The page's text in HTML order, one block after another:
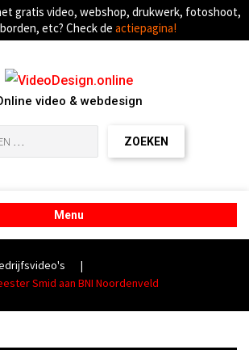
gratis video, webshop, drukwerk, fotoshoot,
etc? Check de actiepagina!
video & webdesign
Menu
|
Smid aan BNI Noordenveld